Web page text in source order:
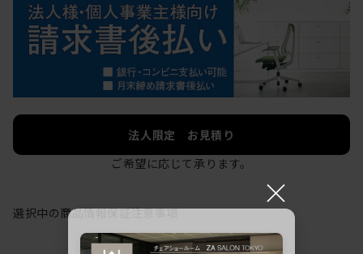
法人限定 お見積り
ご希望に応じて承ります。
選択中の商品情報保証注意事項
×